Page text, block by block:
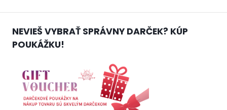
NEVIEŠ VYBRAŤ SPRÁVNY DARČEK? KÚP
POUKÁŽKU!